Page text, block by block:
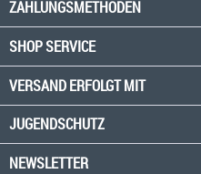
ZAHLUNGSMETHODEN
SHOP SERVICE
VERSAND ERFOLGT MIT
JUGENDSCHUTZ
NEWSLETTER